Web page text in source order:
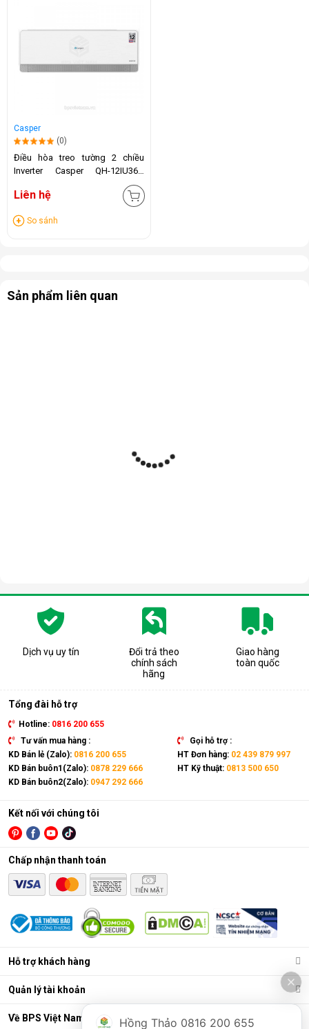
Casper
(0)
Điều hòa treo tường 2 chiều
Inverter Casper QH-12IU36A
Liên hệ
So sánh
Sản phẩm liên quan
Dịch vụ uy tín
Đổi trả theo
chính sách
hãng
Giao hàng
toàn quốc
Tổng đài hỗ trợ
Hotline: 0816 200 655
Tư vấn mua hàng :
KD Bán lẻ (Zalo): 0816 200 655
KD Bán buôn1(Zalo): 0878 229 666
KD Bán buôn2(Zalo): 0947 292 666
Gọi hỗ trợ :
HT Đơn hàng: 02 439 879 997
HT Kỹ thuật: 0813 500 650
Hỗ trợ khách hàng
Quản lý tài khoản
Về BPS Việt Nam
Kết nối với chúng tôi
Chấp nhận thanh toán
Hồng Thảo 0816 200 655